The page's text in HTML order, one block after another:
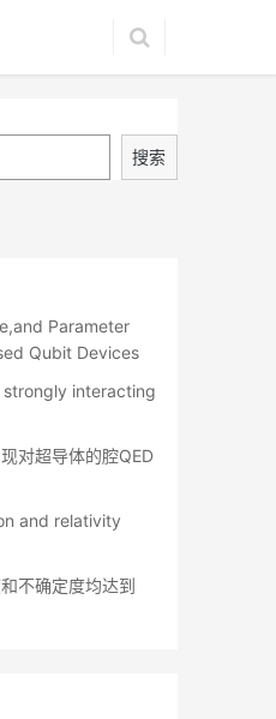
搜索
Parameter
Qubit Devices
interacting
对超导体的腔QED
and relativity
不确定度均达到